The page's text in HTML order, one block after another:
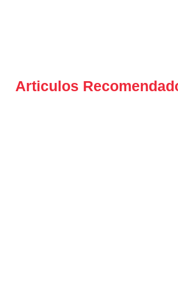
Articulos